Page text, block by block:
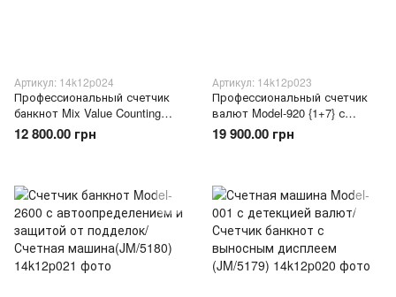
Артикул: 14k12p024
Профессиональный счетчик
банкнот Mix Value Counting
Machine EQ-N66
мультивалютный с
12 800.00 грн
Артикул: 14k12p023
Профессиональный счетчик
валют Model-920 {1+7} с
автоопределением номинала
UAH USD EUR TFT дисплей
19 900.00 грн